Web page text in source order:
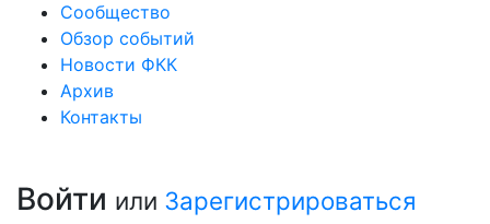
Сообщество
Обзор событий
Новости ФКК
Архив
Контакты
Войти или Зарегистрироваться